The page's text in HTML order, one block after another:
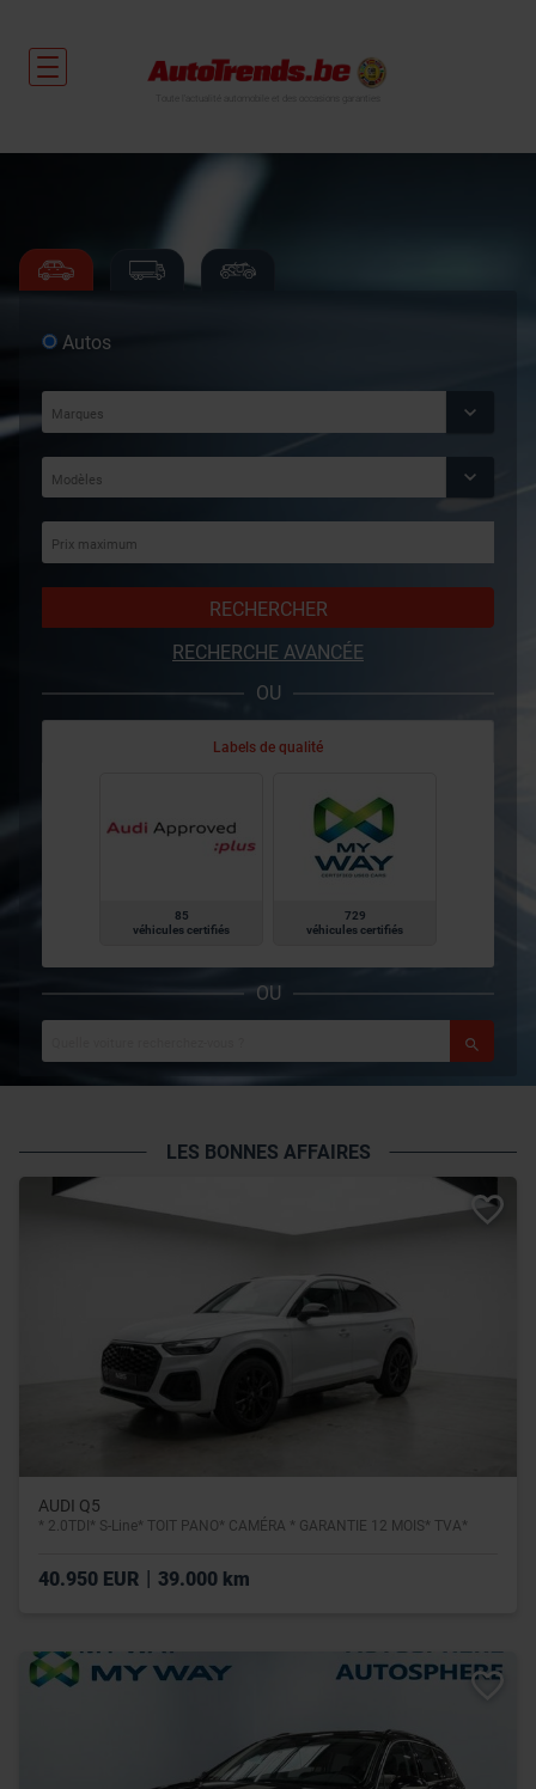
Autos
RECHERCHER
RECHERCHE AVANCÉE
OU
Labels de qualité
85
véhicules certifiés
729
véhicules certifiés
OU
LES BONNES AFFAIRES
AUDI Q5
* 2.0TDI* S-Line* TOIT PANO* CAMÉRA * GARANTIE 12 MOIS* TVA*
40.950 EUR | 39.000 km